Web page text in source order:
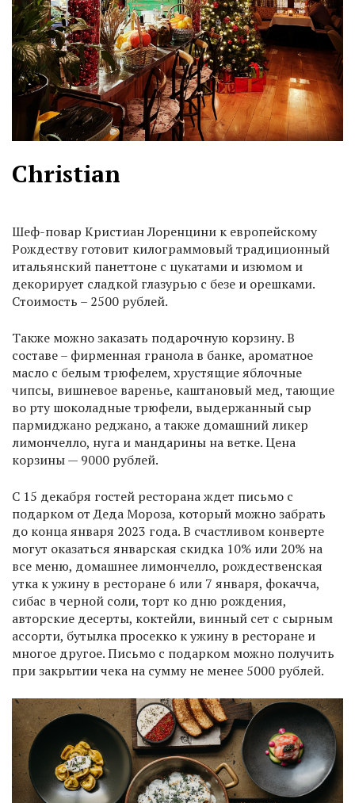
Christian
Шеф-повар Кристиан Лоренцини к европейскому
Рождеству готовит килограммовый традиционный
итальянский панеттоне с цукатами и изюмом и
декорирует сладкой глазурью с безе и орешками.
Стоимость – 2500 рублей.
Также можно заказать подарочную корзину. В
составе – фирменная гранола в банке, ароматное
масло с белым трюфелем, хрустящие яблочные
чипсы, вишневое варенье, каштановый мед, тающие
во рту шоколадные трюфели, выдержанный сыр
пармиджано реджано, а также домашний ликер
лимончелло, нуга и мандарины на ветке. Цена
корзины — 9000 рублей.
С 15 декабря гостей ресторана ждет письмо с
подарком от Деда Мороза, который можно забрать
до конца января 2023 года. В счастливом конверте
могут оказаться январская скидка 10% или 20% на
все меню, домашнее лимончелло, рождественская
утка к ужину в ресторане 6 или 7 января, фокачча,
сибас в черной соли, торт ко дню рождения,
авторские десерты, коктейли, винный сет с сырным
ассорти, бутылка просекко к ужину в ресторане и
многое другое. Письмо с подарком можно получить
при закрытии чека на сумму не менее 5000 рублей.